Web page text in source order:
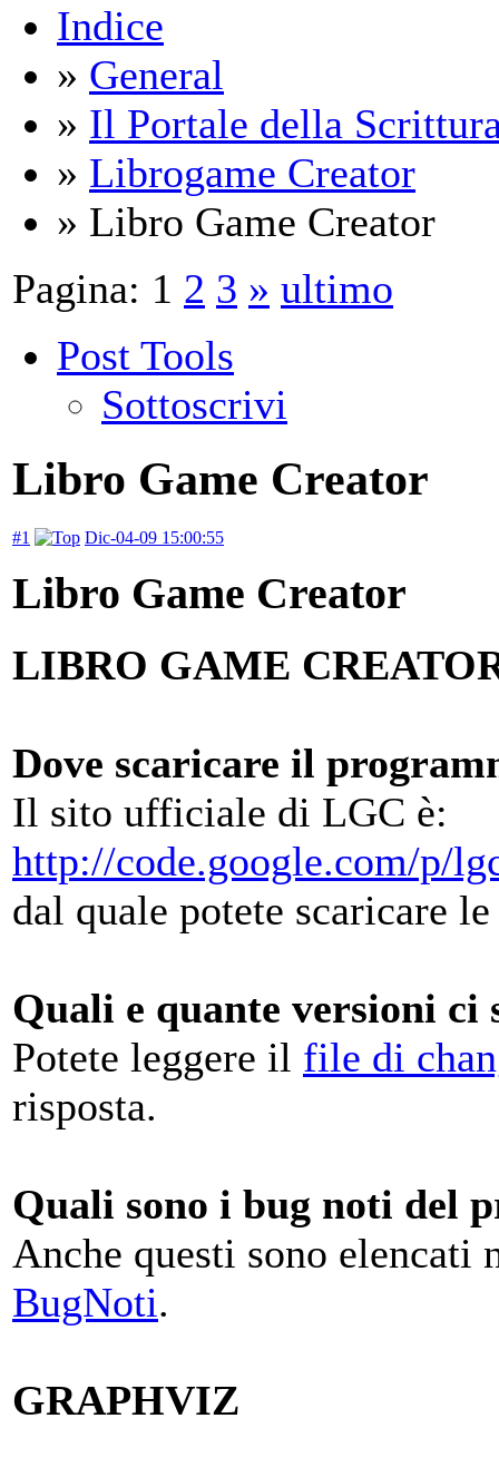
Indice
» General
» Il Portale della
» Librogame Creator
» Libro Game Creator
Pagina: 1 2 3 » ultimo
Post Tools
Sottoscrivi
Libro Game Creator
#1 Dic-04-09 15:00:55
Libro Game Creator
LIBRO GAME
Dove scaricare il
Il sito ufficiale di LGC è:
http://code.google.com/p/
dal quale potete scaricare
Quali e quante versioni ci
Potete leggere il file di
risposta.
Quali sono i bug noti del
Anche questi sono
BugNoti.
GRAPHVIZ